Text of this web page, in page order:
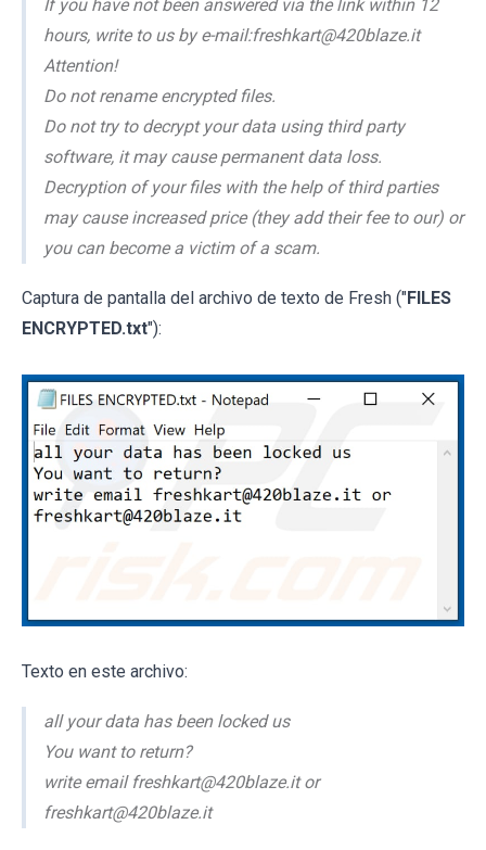
If you have not been answered via the link within 12
hours, write to us by e-mail:freshkart@420blaze.it
Attention!
Do not rename encrypted files.
Do not try to decrypt your data using third party
software, it may cause permanent data loss.
Decryption of your files with the help of third parties
may cause increased price (they add their fee to our) or
you can become a victim of a scam.
Captura de pantalla del archivo de texto de Fresh ("FILES
ENCRYPTED.txt"):
Texto en este archivo:
all your data has been locked us
You want to return?
write email freshkart@420blaze.it or
freshkart@420blaze.it